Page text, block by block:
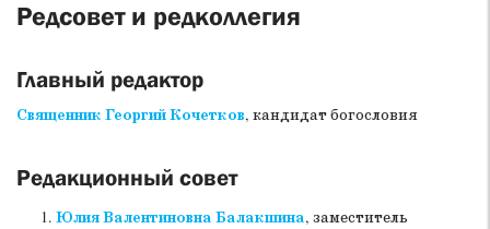
Редсовет и редколлегия
Главный редактор
Священник Георгий Кочетков, кандидат богословия
Редакционный совет
Юлия Валентиновна Балакшина, заместитель